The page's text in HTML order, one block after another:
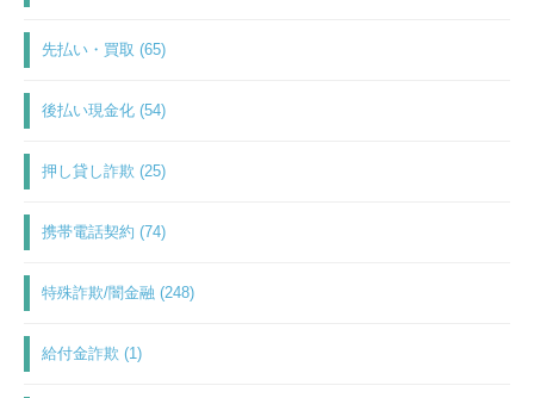
先払い・買取 (65)
後払い現金化 (54)
押し貸し詐欺 (25)
携帯電話契約 (74)
特殊詐欺/闇金融 (248)
給付金詐欺 (1)